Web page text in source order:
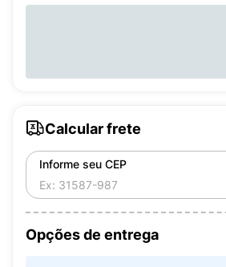
Calcular frete
Informe seu CEP
Opções de entrega